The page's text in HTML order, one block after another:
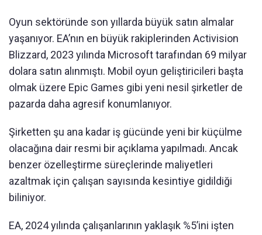
Oyun sektöründe son yıllarda büyük satın almalar
yaşanıyor. EA’nın en büyük rakiplerinden Activision
Blizzard, 2023 yılında Microsoft tarafından 69 milyar
dolara satın alınmıştı. Mobil oyun geliştiricileri başta
olmak üzere Epic Games gibi yeni nesil şirketler de
pazarda daha agresif konumlanıyor.
Şirketten şu ana kadar iş gücünde yeni bir küçülme
olacağına dair resmi bir açıklama yapılmadı. Ancak
benzer özelleştirme süreçlerinde maliyetleri
azaltmak için çalışan sayısında kesintiye gidildiği
biliniyor.
EA, 2024 yılında çalışanlarının yaklaşık %5’ini işten